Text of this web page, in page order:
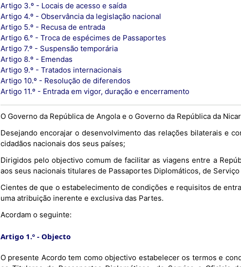
Artigo 3.º - Locais de acesso e saída
Artigo 4.º - Observância da legislação nacional
Artigo 5.º - Recusa de entrada
Artigo 6.° - Troca de espécimes de Passaportes
Artigo 7.º - Suspensão temporária
Artigo 8.º - Emendas
Artigo 9.º - Tratados internacionais
Artigo 10.º - Resolução de diferendos
Artigo 11.º - Entrada em vigor, duração e encerramento
O Governo da República de Angola e o Governo da República da
Desejando encorajar o desenvolvimento das relações bilaterais e
cidadãos nacionais dos seus países;
Dirigidos pelo objectivo comum de facilitar as viagens entre a
aos seus nacionais titulares de Passaportes Diplomáticos, de Serviço
Cientes de que o estabelecimento de condições e requisitos de
uma atribuição inerente e exclusiva das Partes.
Acordam o seguinte:
Artigo 1.º Objecto
O presente Acordo tem como objectivo estabelecer os termos e